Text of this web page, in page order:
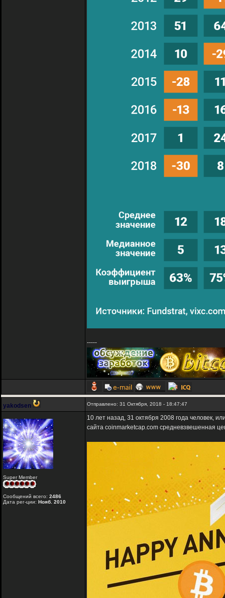
-----
yakodsen Отправлено: 31 Октября, 2018 - 18:47:47
Super Member
Сообщений всего: 2486
Дата рег-ции: Нояб. 2010
10 лет назад, 31 октября 2008 года человек,
сайта coinmarketcap.com средневзвешенная